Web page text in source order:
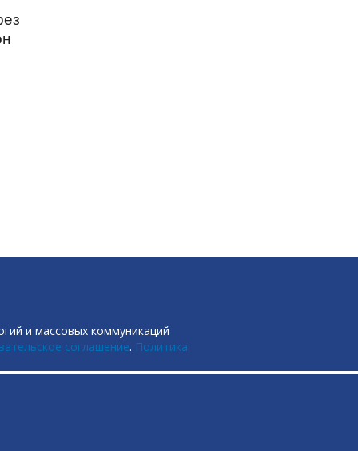
и массовых коммуникаций
соглашение. Политика